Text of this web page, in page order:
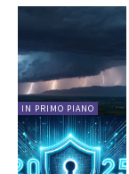
IN PRIMO PIANO